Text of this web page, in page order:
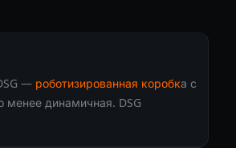
— роботизированная коробка с
менее динамичная. DSG